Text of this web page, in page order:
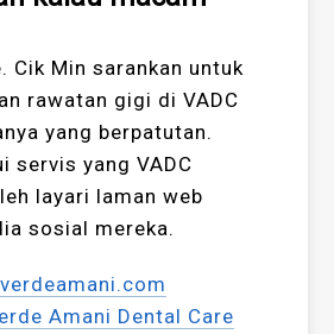
Cik Min sarankan untuk
rawatan gigi di VADC
yang berpatutan.
servis yang VADC
layari laman web
sosial mereka.
verdeamani.com
Amani Dental Care